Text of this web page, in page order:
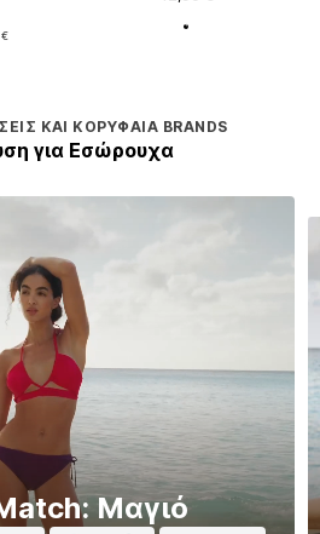
ΚΑΙ ΚΟΡΥΦΑΊΑ BRANDS
για Εσώρουχα
Μαγιό